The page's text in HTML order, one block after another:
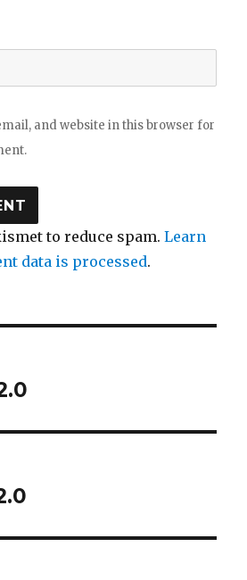
and website in this browser for
to reduce spam.Learn
data is processed.